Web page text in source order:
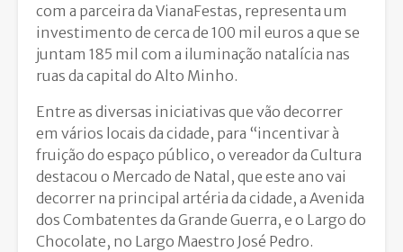
com a parceira da VianaFestas, representa um
investimento de cerca de 100 mil euros a que se
juntam 185 mil com a iluminação natalícia nas
ruas da capital do Alto Minho.
Entre as diversas iniciativas que vão decorrer
em vários locais da cidade, para “incentivar à
fruição do espaço público, o vereador da Cultura
destacou o Mercado de Natal, que este ano vai
decorrer na principal artéria da cidade, a Avenida
dos Combatentes da Grande Guerra, e o Largo do
Chocolate, no Largo Maestro José Pedro.